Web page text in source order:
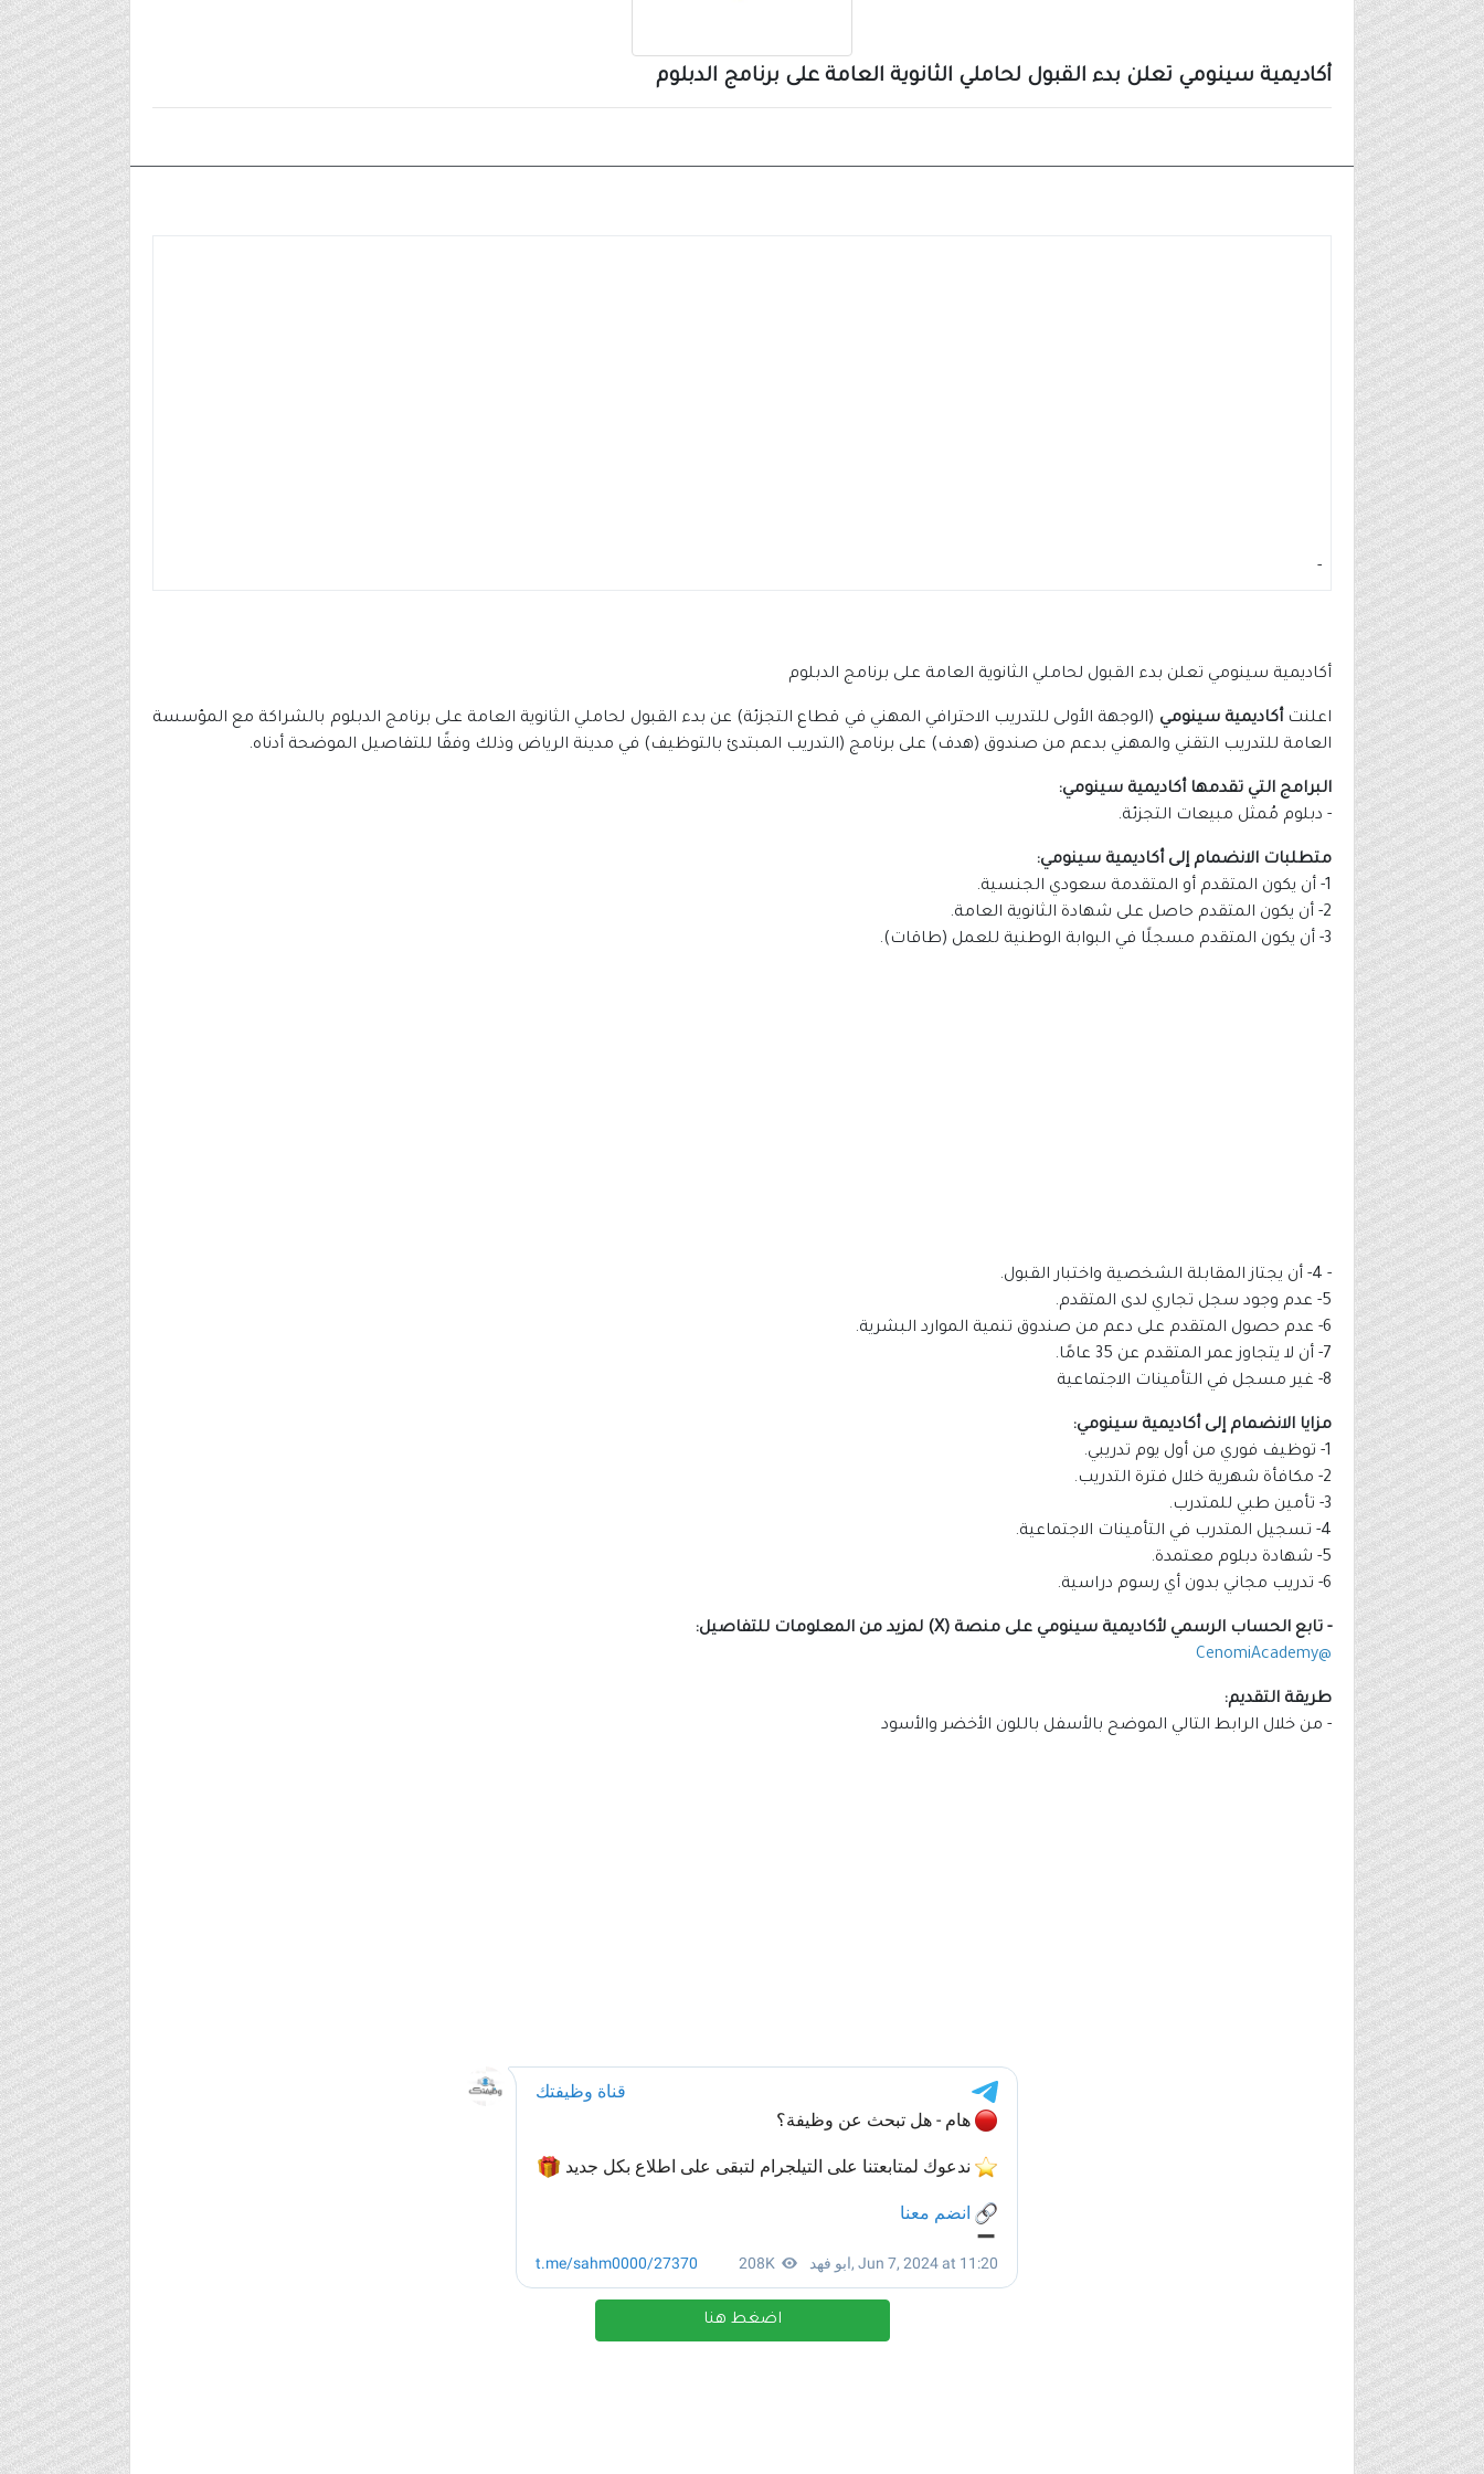
أكاديمية سينومي تعلن بدء القبول لحاملي الثانوية العامة على برنامج الدبلوم
-
أكاديمية سينومي تعلن بدء القبول لحاملي الثانوية العامة على برنامج الدبلوم
اعلنتأكاديمية سينومي (الوجهة الأولى للتدريب الاحترافي المهني في قطاع التجزئة) عن بدء القبول لحاملي الثانوية العامة على برنامج الدبلوم بالشراكة مع المؤسسة
العامة للتدريب التقني والمهني بدعم من صندوق (هدف) على برنامج (التدريب المبتدئ بالتوظيف) في مدينة الرياض وذلك وفقًا للتفاصيل الموضحة أدناه.
البرامج التي تقدمها أكاديمية سينومي:
- دبلوم مُمثل مبيعات التجزئة.
متطلبات الانضمام إلى أكاديمية سينومي:
1- أن يكون المتقدم أو المتقدمة سعودي الجنسية.
2- أن يكون المتقدم حاصل على شهادة الثانوية العامة.
3- أن يكون المتقدم مسجلًا في البوابة الوطنية للعمل (طاقات).
- 4- أن يجتاز المقابلة الشخصية واختبار القبول.
5- عدم وجود سجل تجاري لدى المتقدم.
6- عدم حصول المتقدم على دعم من صندوق تنمية الموارد البشرية.
7- أن لا يتجاوز عمر المتقدم عن 35 عامًا.
8- غير مسجل في التأمينات الاجتماعية
مزايا الانضمام إلى أكاديمية سينومي:
1- توظيف فوري من أول يوم تدريبي.
2- مكافأة شهرية خلال فترة التدريب.
3- تأمين طبي للمتدرب.
4- تسجيل المتدرب في التأمينات الاجتماعية.
5- شهادة دبلوم معتمدة.
6- تدريب مجاني بدون أي رسوم دراسية.
- تابع الحساب الرسمي لأكاديمية سينومي على منصة (X) لمزيد من المعلومات للتفاصيل:
@CenomiAcademy
طريقة التقديم:
- من خلال الرابط التالي الموضح بالأسفل باللون الأخضر والأسود
اضغط هنا